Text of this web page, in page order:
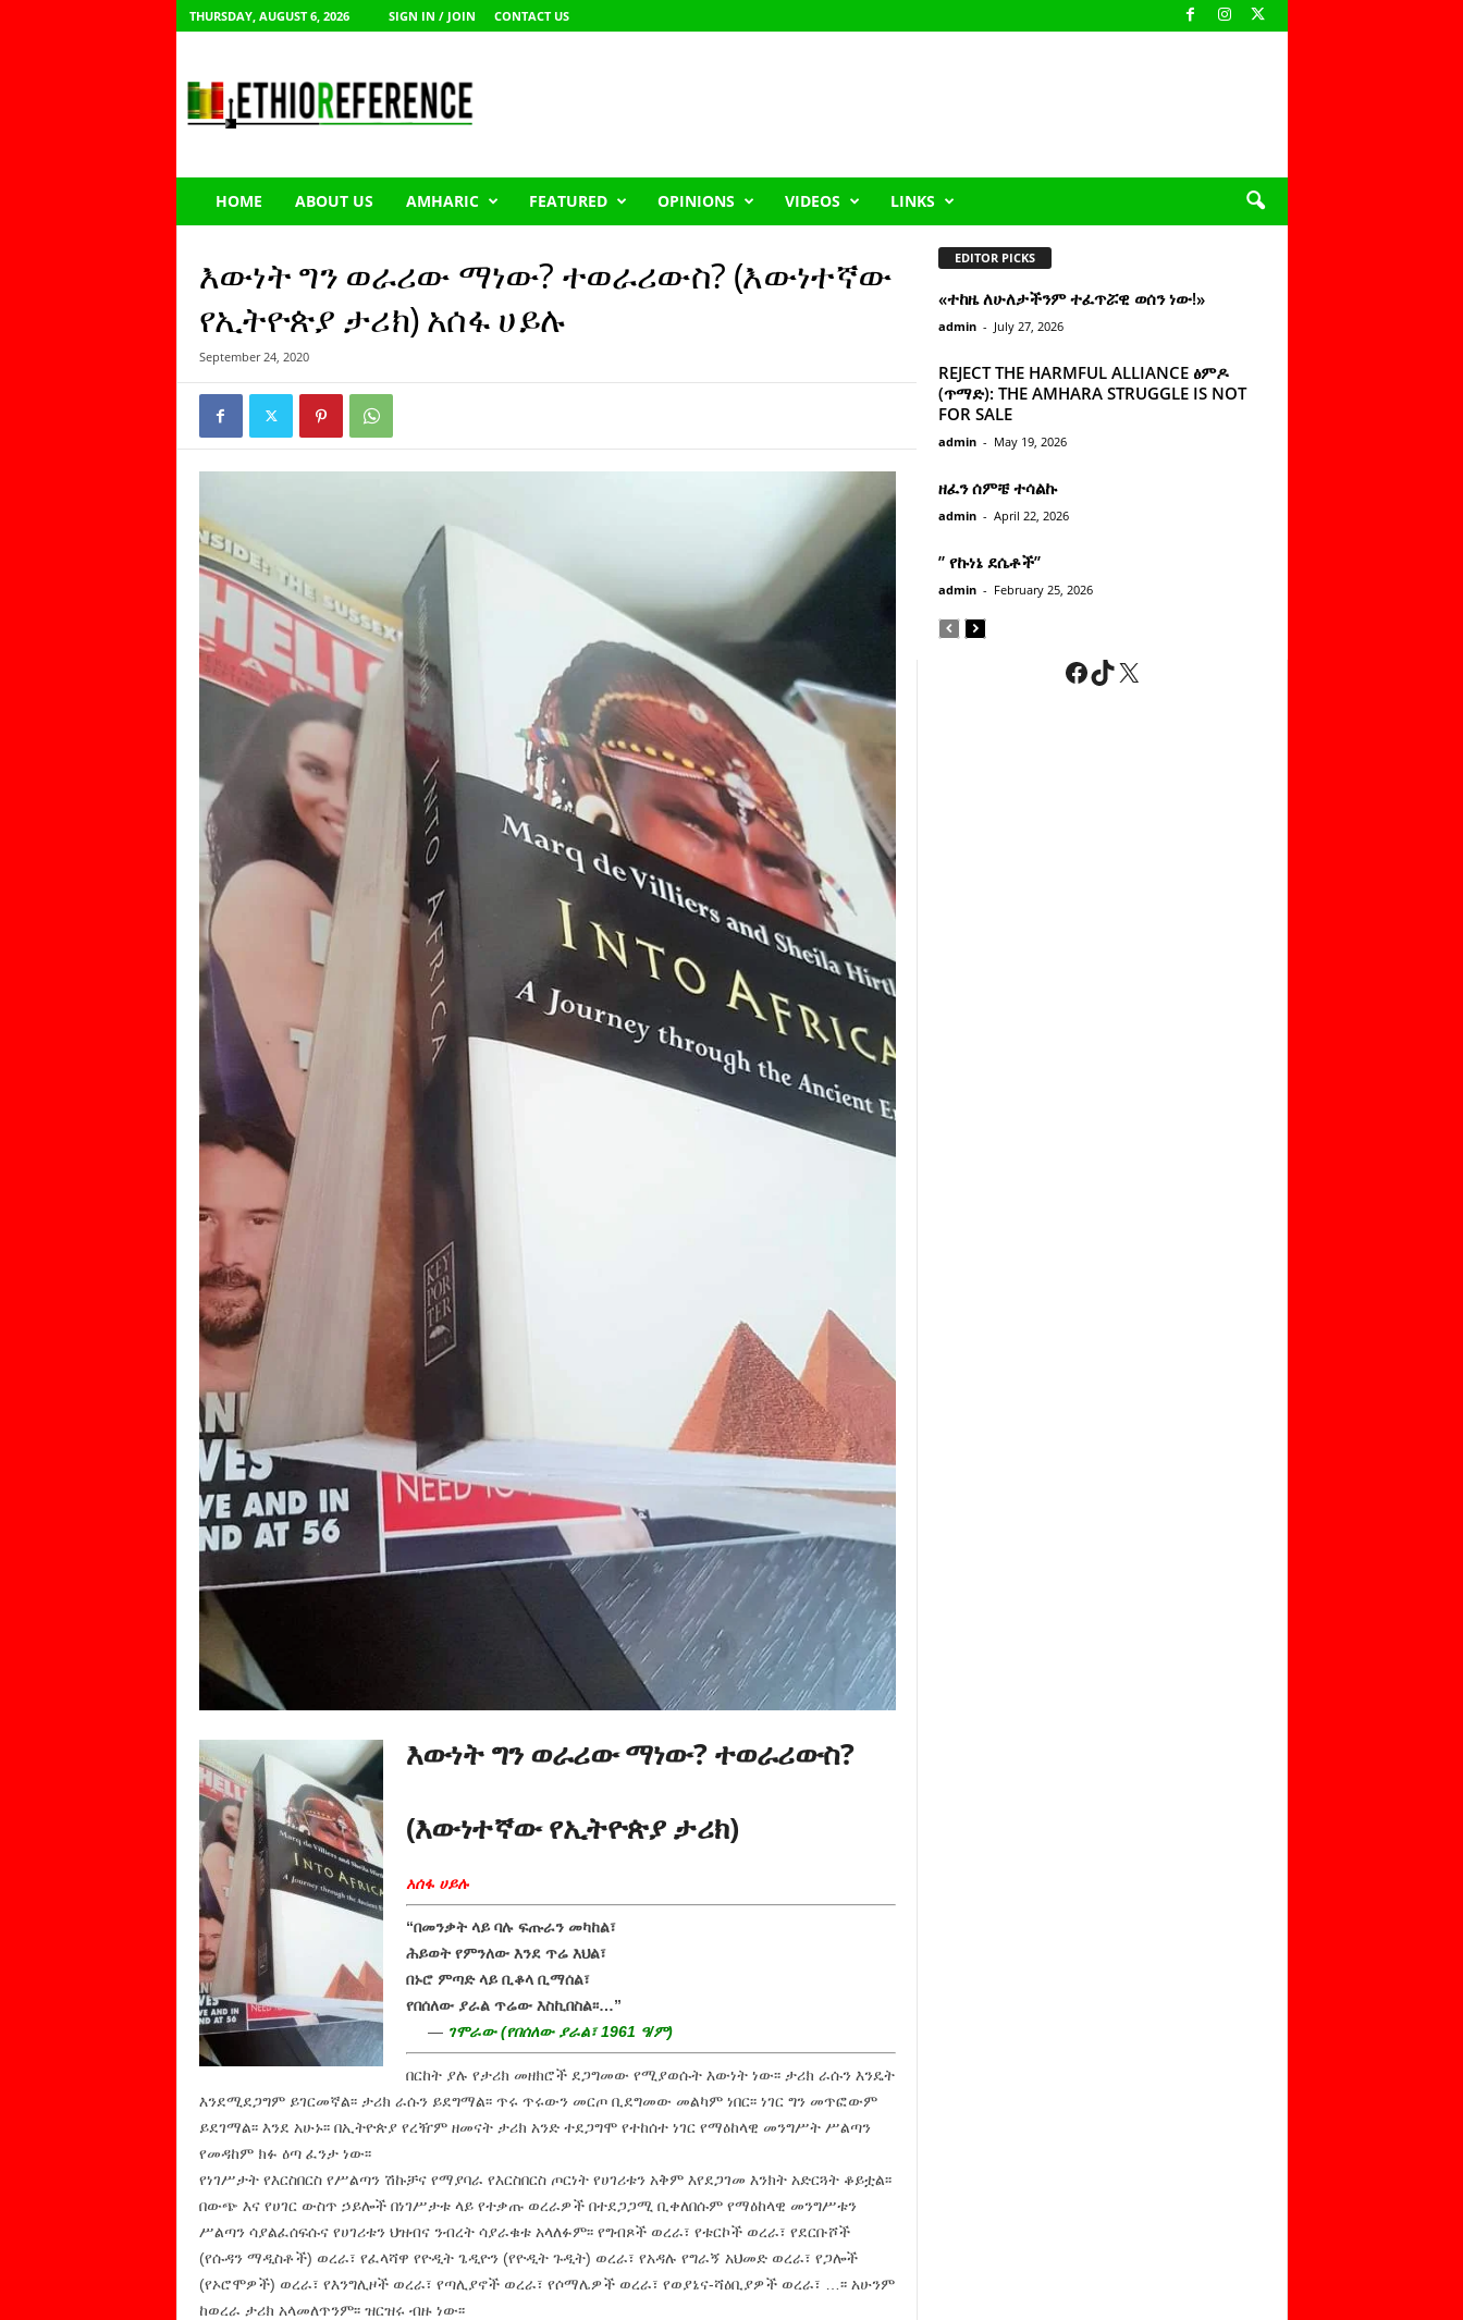
THURSDAY, AUGUST 6, 2026 SIGN IN / JOIN CONTACT US
h
HOME ABOUT US AMHARIC FEATURED OPINIONS VIDEOS LINKS
እውነት ግን ወራሪው ማነው? ተወራሪውስ? (እውነተኛው
የኢትዮጵያ ታሪክ) አሰፋ ሀይሉ
September 24, 2020
እውነት ግን ወራሪው ማነው? ተወራሪውስ?
(እውነተኛው የኢትዮጵያ ታሪክ)
አሰፋ ሀይሉ
“በመንቃት ላይ ባሉ ፍጡራን መካከል፣
ሕይወት የምንለው እንደ ጥሬ እህል፣
በኑሮ ምጣድ ላይ ቢቆላ ቢማሰል፣
የበሰለው ያራል ጥሬው እስኪበስል፡፡…”
— ገሞራው (የበሰለው ያራል፣ 1961 ዓ/ም)
በርከት ያሉ የታሪክ መዘክሮች ደጋግመው የሚያወሱት እውነት ነው፡፡ ታሪክ ራሱን እንዴት
እንደሚደጋግም ይገርመኛል፡፡ ታሪክ ራሱን ይደግማል፡፡ ጥሩ ጥሩውን መርጦ ቢደግመው መልካም ነበር፡፡ ነገር ግን መጥፎውም
ይደገማል፡፡ እንደ አሁኑ፡፡ በኢትዮጵያ የረዥም ዘመናት ታሪክ አንድ ተደጋግሞ የተከሰተ ነገር የማዕከላዊ መንግሥት ሥልጣን
የመዳከም ክፉ ዕጣ ፈንታ ነው፡፡
የነገሥታት የእርስበርስ የሥልጣን ሽኩቻና የማያባራ የእርስበርስ ጦርነት የሀገሪቱን አቅም እየደጋገመ እንክት አድርጓት ቆይቷል፡፡
በውጭ እና የሀገር ውስጥ ኃይሎች በነገሥታቱ ላይ የተቃጡ ወረራዎች በተደጋጋሚ ቢቀለበሱም የማዕከላዊ መንግሥቱን
ሥልጣን ሳያልፈሰፍሱና የሀገሪቱን ህዝብና ንብረት ሳያራቁቱ አላለፉም፡፡ የግብጾች ወረራ፣ የቱርኮች ወረራ፣ የደርቡሾች
(የሱዳን ማዲስቶች) ወረራ፣ የፈላሻዋ የዮዲት ጌዲዮን (የዮዲት ጉዲት) ወረራ፣ የአዳሉ የግራኝ አህመድ ወረራ፣ የጋሎች
(የኦሮሞዎች) ወረራ፣ የእንግሊዞች ወረራ፣ የጣሊያኖች ወረራ፣ የሶማሌዎች ወረራ፣ የወያኔና-ሻዕቢያዎች ወረራ፣ …፡፡ አሁንም
ከወረራ ታሪክ አላመለጥንም፡፡ ዝርዝሩ ብዙ ነው፡፡
EDITOR PICKS
«ተከዜ ለሁለታችንም ተፈጥሯዊ ወሰን ነው!»
admin - July 27, 2026
REJECT THE HARMFUL ALLIANCE ፅምዶ
(ጥማድ): THE AMHARA STRUGGLE IS NOT
FOR SALE
admin - May 19, 2026
ዘፈን ሰምቼ ተሳልኩ
admin - April 22, 2026
” የኩነኔ ደሴቶች’’
admin - February 25, 2026
Facebook
TikTok
X